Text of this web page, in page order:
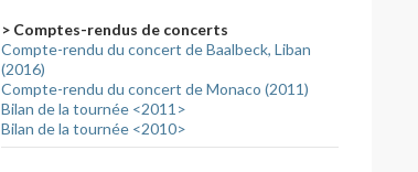
> Comptes-rendus de concerts
Compte-rendu du concert de Baalbeck, Liban
(2016)
Compte-rendu du concert de Monaco (2011)
Bilan de la tournée <2011>
Bilan de la tournée <2010>